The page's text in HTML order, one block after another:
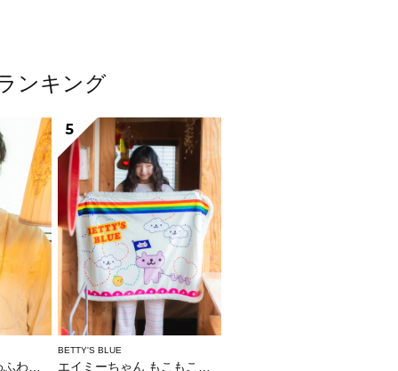
ンキング
ット
5
BETTY'S BLUE
エイミーちゃん もこもこブランケット